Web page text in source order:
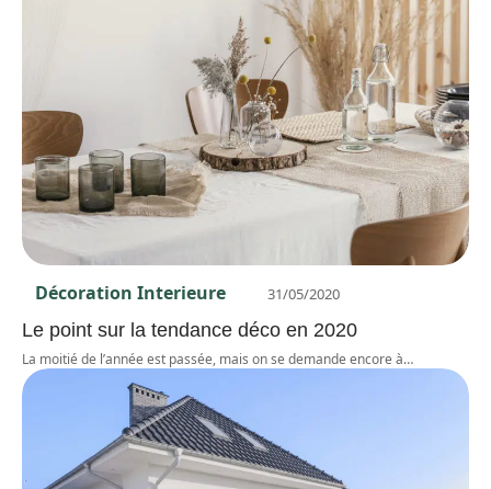
Décoration Interieure 31/05/2020
Le point sur la tendance déco en 2020
La moitié de l’année est passée, mais on se demande encore à…